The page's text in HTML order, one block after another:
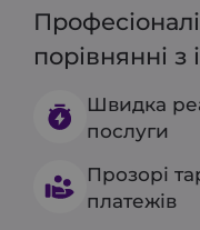
порівнянні
Швидка
послуги
Прозорі
платежів